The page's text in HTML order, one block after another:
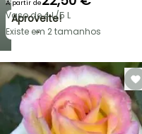
Aproveite!
→
A partir de
Vaso de 4 L/5 L
Existe em 2 tamanhos